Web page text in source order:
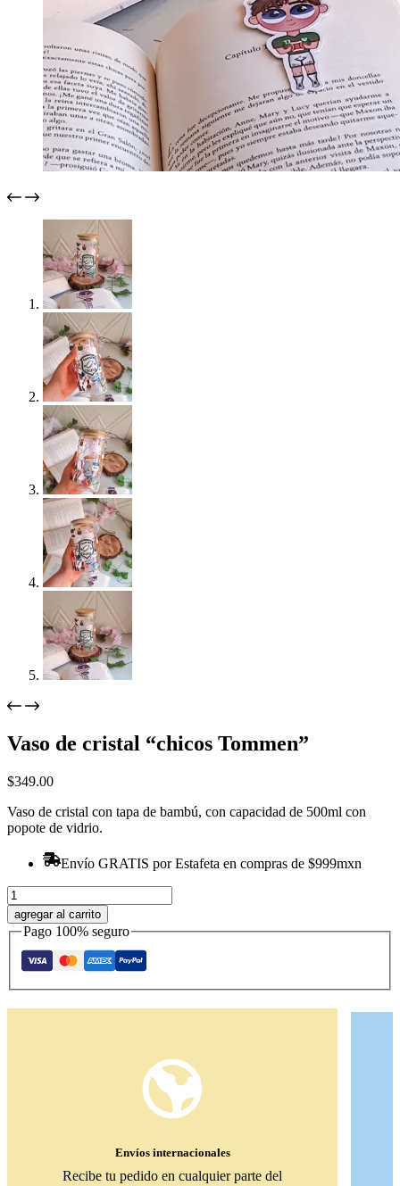
Vaso de cristal “chicos Tommen”
$349.00
Vaso de cristal con tapa de bambú, con capacidad de 500ml con
popote de vidrio.
Envío GRATIS por Estafeta en compras de $999mxn
Vaso
de
cristal
"chicos
Tommen"
cantidad
agregar al carrito
Pago 100% seguro
Envíos internacionales
Recibe tu pedido en cualquier parte del